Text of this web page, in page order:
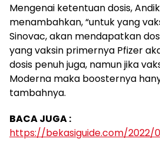
Mengenai ketentuan dosis,
menambahkan, “untuk yang
Sinovac, akan mendapatkan
yang vaksin primernya Pfizer
dosis penuh juga, namun jika
Moderna maka boosternya
tambahnya.
BACA JUGA :
https://bekasiguide.com/2022/